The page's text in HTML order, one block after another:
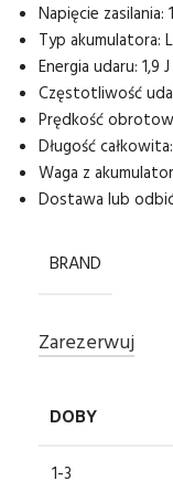
Napięcie zasilania:
Typ akumulatora:
Energia udaru: 1,9 J
Częstotliwość
Prędkość
Długość
Waga z
Dostawa lub
BRAND
Zarezerwuj
DOBY
1-3